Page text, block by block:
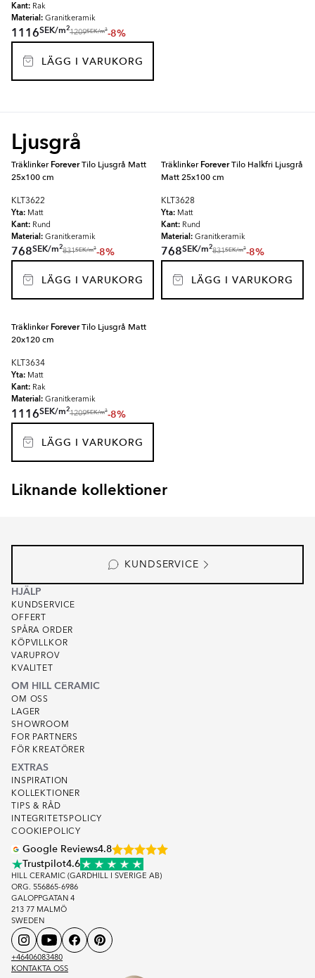
Kant: Rak
Material: Granitkeramik
1116SEK/m2
1209SEK/m2-8%
LÄGG I VARUKORG
Ljusgrå
TräklinkerForeverTilo Ljusgrå Matt
25x100 cm
KLT3622
Yta: Matt
Kant: Rund
Material: Granitkeramik
768SEK/m2
831SEK/m2-8%
LÄGG I VARUKORG
TräklinkerForeverTilo Halkfri Ljusgrå
Matt 25x100 cm
KLT3628
Yta: Matt
Kant: Rund
Material: Granitkeramik
768SEK/m2
831SEK/m2-8%
LÄGG I VARUKORG
TräklinkerForeverTilo Ljusgrå Matt
20x120 cm
KLT3634
Yta: Matt
Kant: Rak
Material: Granitkeramik
1116SEK/m2
1209SEK/m2-8%
LÄGG I VARUKORG
Liknande kollektioner
EKEBY
KUNDSERVICE
HJÄLP
KUNDSERVICE
OFFERT
SPÅRA ORDER
KÖPVILLKOR
VARUPROV
KVALITET
OM HILL CERAMIC
OM OSS
LAGER
SHOWROOM
FOR PARTNERS
FÖR KREATÖRER
EXTRAS
INSPIRATION
KOLLEKTIONER
TIPS & RÅD
INTEGRITETSPOLICY
COOKIEPOLICY
Google Reviews4.8
Trustpilot4.6
HILL CERAMIC (GARDHILL I SVERIGE AB)
ORG. 556865-6986
GALOPPGATAN 4
213 77 MALMÖ
SWEDEN
+46406083480
KONTAKTA OSS